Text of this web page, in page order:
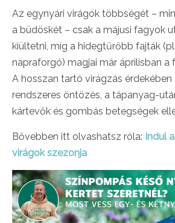
Az egynyári virágok többségét –
a büdöskét – csak a májusi fagyok
kiültetni, míg a hidegtűrőbb fajták
napraforgó) magjai már áprilisban a
A hosszan tartó virágzás
rendszeres öntözés, a tápanyag-
kártevők és gombás betegségek
Bővebben itt olvashatsz róla: Indul
virágok szezonja